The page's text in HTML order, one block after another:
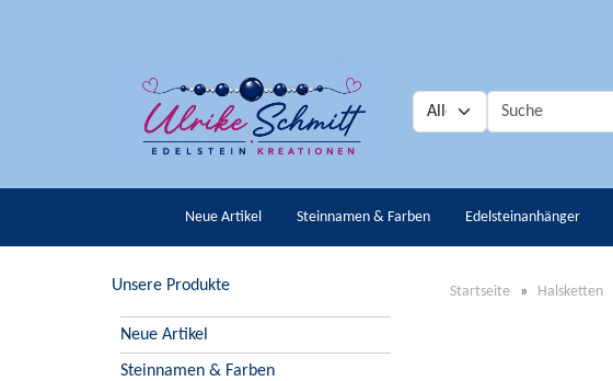
Neue Artikel Steinnamen & Farben Edelsteinanhänger
Unsere Produkte
Neue Artikel
Steinnamen & Farben
Startseite » Halsketten